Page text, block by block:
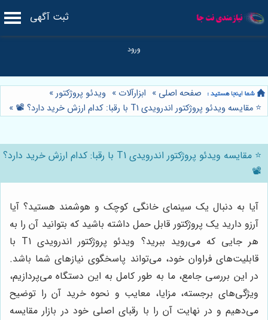
ثبت آگهی
صفحه اصلی » ابزارآلات » ویدئو پروژکتور»
⭐️ مقایسه ویدئو پروژکتور اندرویدی T1 با رقبا: کدام ارزش خرید دارد؟ 📽️
»
⭐️ مقایسه ویدئو پروژکتور اندرویدی T1 با رقبا: کدام ارزش خرید دارد؟
📽️
آیا به دنبال یک سینمای خانگی کوچک و هوشمند هستید؟ آیا
آرزو دارید یک پروژکتور قابل حمل داشته باشید که بتوانید آن را به
هر جایی که می‌روید ببرید؟ ویدئو پروژکتور اندرویدی T1 با
قابلیت‌های فراوان خود، می‌تواند پاسخگوی نیازهای شما باشد.
در این بررسی جامع، ما به طور کامل به این دستگاه می‌پردازیم،
ویژگی‌های برجسته، مزایا، معایب و نحوه خرید آن را توضیح
می‌دهیم و در نهایت آن را با رقبای اصلی خود در بازار مقایسه